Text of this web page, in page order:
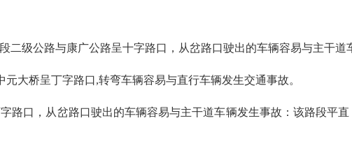
级公路与康广公路呈十字路口，从岔路口驶出的车辆容易与主干道
大桥呈丁字路口,转弯车辆容易与直行车辆发生交通事故。
路口，从岔路口驶出的车辆容易与主干道车辆发生事故：该路段平